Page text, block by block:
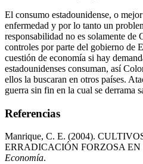
El consumo estadounidense, o
enfermedad y por lo tanto un
responsabilidad no es solamente de
controles por parte del gobierno de
cuestión de economía si hay
estadounidenses consuman, así
ellos la buscaran en otros países.
guerra sin fin en la cual se derrama
Referencias
Manrique, C. E. (2004).
ERRADICACIÓN FORZOSA
Economía.